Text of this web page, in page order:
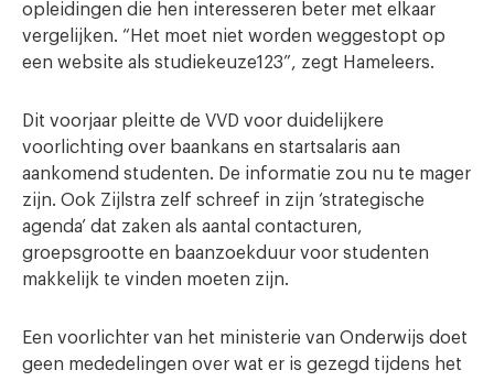
opleidingen die hen interesseren beter met elkaar
vergelijken. “Het moet niet worden weggestopt op
een website als studiekeuze123”, zegt Hameleers.
Dit voorjaar pleitte de VVD voor duidelijkere
voorlichting over baankans en startsalaris aan
aankomend studenten. De informatie zou nu te mager
zijn. Ook Zijlstra zelf schreef in zijn ‘strategische
agenda’ dat zaken als aantal contacturen,
groepsgrootte en baanzoekduur voor studenten
makkelijk te vinden moeten zijn.
Een voorlichter van het ministerie van Onderwijs doet
geen mededelingen over wat er is gezegd tijdens het